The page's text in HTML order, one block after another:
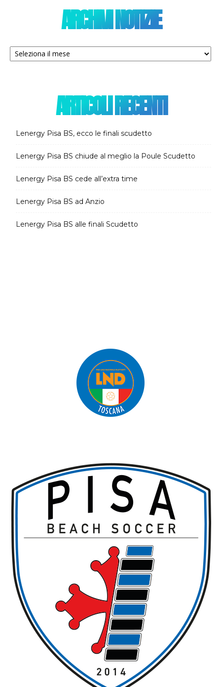
ARCHIVI NOTIZIE
Archivi
notizie
ARTICOLI RECENTI
Lenergy Pisa BS, ecco le finali scudetto
Lenergy Pisa BS chiude al meglio la Poule Scudetto
Lenergy Pisa BS cede all’extra time
Lenergy Pisa BS ad Anzio
Lenergy Pisa BS alle finali Scudetto